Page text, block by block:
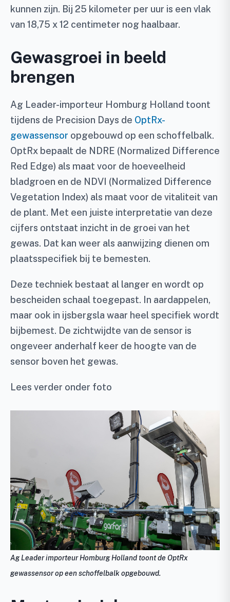
kunnen zijn. Bij 25 kilometer per uur is een vlak
van 18,75 x 12 centimeter nog haalbaar.
Gewasgroei in beeld
brengen
Ag Leader-importeur Homburg Holland toont
tijdens de Precision Days de OptRx-
gewassensor opgebouwd op een schoffelbalk.
OptRx bepaalt de NDRE (Normalized Difference
Red Edge) als maat voor de hoeveelheid
bladgroen en de NDVI (Normalized Difference
Vegetation Index) als maat voor de vitaliteit van
de plant. Met een juiste interpretatie van deze
cijfers ontstaat inzicht in de groei van het
gewas. Dat kan weer als aanwijzing dienen om
plaatsspecifiek bij te bemesten.
Deze techniek bestaat al langer en wordt op
bescheiden schaal toegepast. In aardappelen,
maar ook in ijsbergsla waar heel specifiek wordt
bijbemest. De zichtwijdte van de sensor is
ongeveer anderhalf keer de hoogte van de
sensor boven het gewas.
Lees verder onder foto
Ag Leader importeur Homburg Holland toont de OptRx
gewassensor op een schoffelbalk opgebouwd.